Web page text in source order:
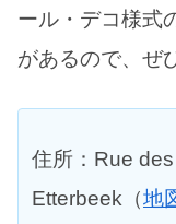
ール・デコ様式
があるので、ぜ
住所：Rue
Etterbeek（地